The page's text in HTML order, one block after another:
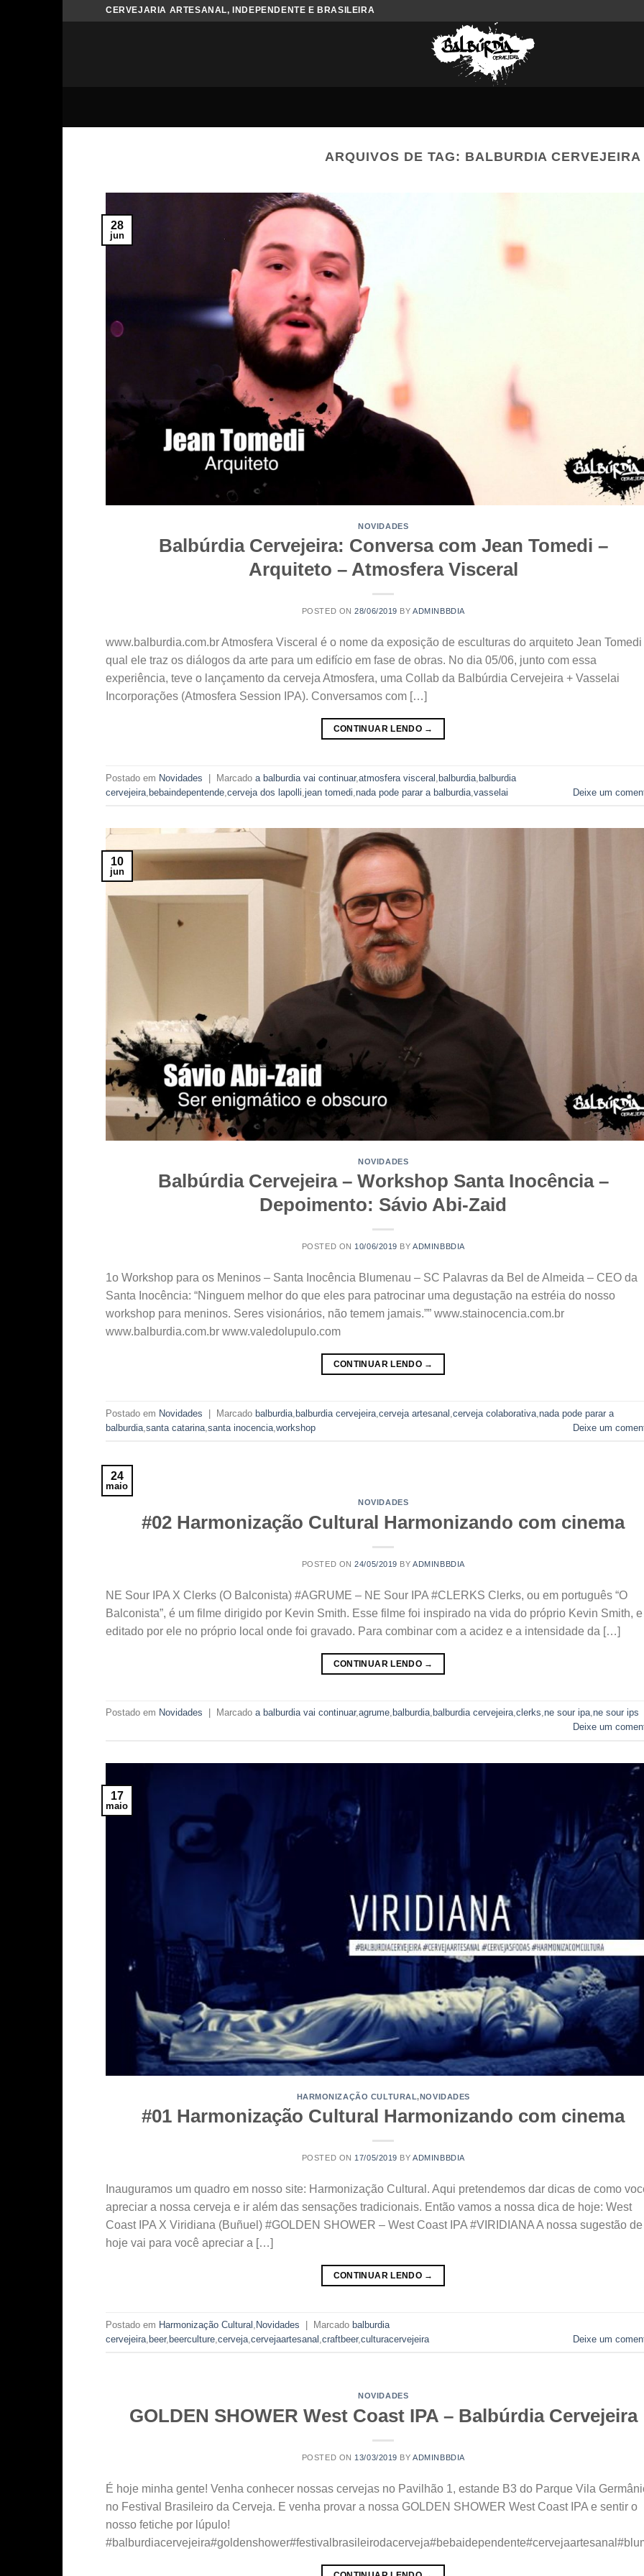
CERVEJARIA ARTESANAL, INDEPENDENTE E BRASILEIRA
ARQUIVOS DE TAG: BALBURDIA CERVEJEIRA
28
jun
NOVIDADES
Balbúrdia Cervejeira: Conversa com Jean Tomedi –
Arquiteto – Atmosfera Visceral
POSTED ON28/06/2019 BYADMINBBDIA
www.balburdia.com.br Atmosfera Visceral é o nome da exposição de esculturas do arquiteto Jean Tomedi
qual ele traz os diálogos da arte para um edifício em fase de obras. No dia 05/06, junto com essa
experiência, teve o lançamento da cerveja Atmosfera, uma Collab da Balbúrdia Cervejeira + Vasselai
Incorporações (Atmosfera Session IPA). Conversamos com […]
CONTINUAR LENDO →
Postado em Novidades | Marcado a balburdia vai continuar, atmosfera visceral balburdia balburdia
cervejeira bebaindepentende cerveja dos lapolli jean tomedi nada pode parar a balburdia vasselai Deixe um
10
jun
NOVIDADES
Balbúrdia Cervejeira – Workshop Santa Inocência –
Depoimento: Sávio Abi-Zaid
POSTED ON 10/06/2019 BYADMINBBDIA
1o Workshop para os Meninos – Santa Inocência Blumenau – SC Palavras da Bel de Almeida – CEO da
Santa Inocência: “Ninguem melhor do que eles para patrocinar uma degustação na estréia do nosso
workshop para meninos. Seres visionários, não temem jamais.”” www.stainocencia.com.br
www.balburdia.com.br www.valedolupulo.com
CONTINUAR LENDO →
Postado em Novidades | Marcado balburdia balburdia cervejeira cerveja artesanal cerveja colaborativa nada pode parar a
balburdia santa catarina santa inocencia workshop Deixe um
24
maio
NOVIDADES
#02 Harmonização Cultural Harmonizando com cinema
POSTED ON24/05/2019 BYADMINBBDIA
NE Sour IPA X Clerks (O Balconista) #AGRUME – NE Sour IPA #CLERKS Clerks, ou em português “O
Balconista”, é um filme dirigido por Kevin Smith. Esse filme foi inspirado na vida do próprio Kevin Smith, e
editado por ele no próprio local onde foi gravado. Para combinar com a acidez e a intensidade da […]
CONTINUAR LENDO →
Postado em Novidades Marcado a balburdia vai continuar,agrume, balburdia, balburdia cervejeira,clerks,ne sour ipa,ne sour ips
Deixe um
17
maio
HARMONIZAÇÃO CULTURAL,NOVIDADES
#01 Harmonização Cultural Harmonizando com cinema
POSTED ON 17/05/2019 BYADMINBBDIA
Inauguramos um quadro em nosso site: Harmonização Cultural. Aqui pretendemos dar dicas de como
apreciar a nossa cerveja e ir além das sensações tradicionais. Então vamos a nossa dica de hoje: West
Coast IPA X Viridiana (Buñuel) #GOLDEN SHOWER – West Coast IPA #VIRIDIANA A nossa sugestão de
hoje vai para você apreciar a […]
CONTINUAR LENDO →
Postado em Harmonização Cultural Novidades | Marcado balburdia
cervejeira beer, beerculture cerveja cervejaartesanal craftbeer, culturacervejeira Deixe um
NOVIDADES
GOLDEN SHOWER West Coast IPA – Balbúrdia Cervejeira
POSTED ON 13/03/2019 BYADMINBBDIA
É hoje minha gente! Venha conhecer nossas cervejas no Pavilhão 1, estande B3 do Parque Vila
no Festival Brasileiro da Cerveja. E venha provar a nossa GOLDEN SHOWER West Coast IPA e sentir o
nosso fetiche por lúpulo!